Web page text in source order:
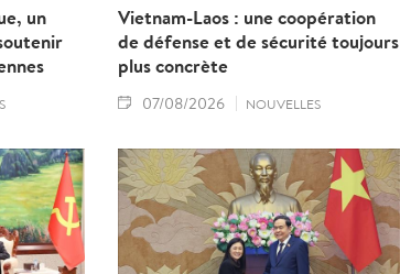
un
Vietnam-Laos : une coopération
de défense et de sécurité toujours
plus concrète
07/08/2026 NOUVELLES